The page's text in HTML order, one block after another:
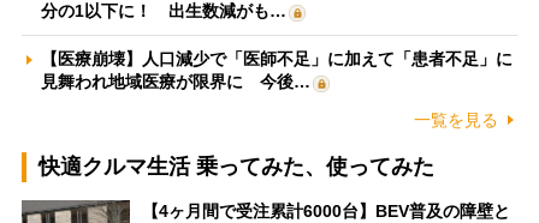
分の1以下に！ 出生数減がも…
【医療崩壊】人口減少で「医師不足」に加えて「患者不足」に
見舞われ地域医療が限界に 今後…
一覧を見る
快適クルマ生活 乗ってみた、使ってみた
【4ヶ月間で受注累計6000台】BEV普及の障壁と